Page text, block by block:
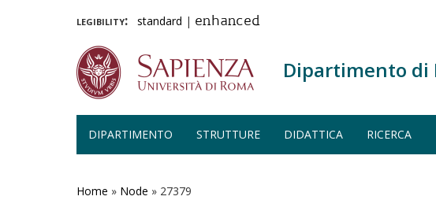
legibility: standard | enhanced
Dipartimento di
DIPARTIMENTO STRUTTURE DIDATTICA RICERCA
Home » Node » 27379